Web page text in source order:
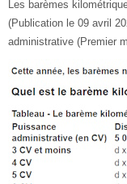
Les barèmes
(Publication le 09 avril
administrative (Premier